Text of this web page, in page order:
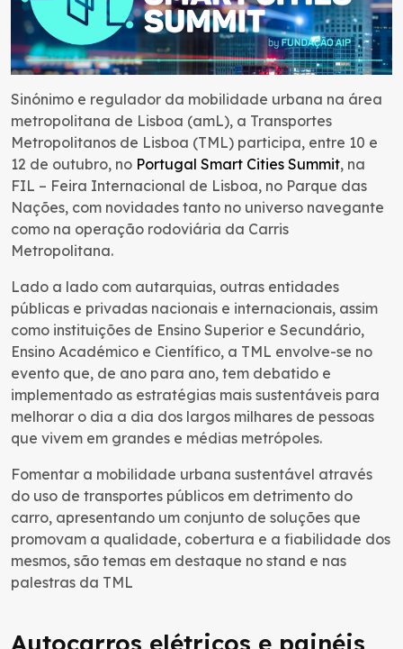
Sinónimo e regulador da mobilidade urbana na área
metropolitana de Lisboa (amL), a Transportes
Metropolitanos de Lisboa (TML) participa, entre 10 e
12 de outubro, no Portugal Smart Cities Summit, na
FIL – Feira Internacional de Lisboa, no Parque das
Nações, com novidades tanto no universo navegante
como na operação rodoviária da Carris
Metropolitana.
Lado a lado com autarquias, outras entidades
públicas e privadas nacionais e internacionais, assim
como instituições de Ensino Superior e Secundário,
Ensino Académico e Científico, a TML envolve-se no
evento que, de ano para ano, tem debatido e
implementado as estratégias mais sustentáveis para
melhorar o dia a dia dos largos milhares de pessoas
que vivem em grandes e médias metrópoles.
Fomentar a mobilidade urbana sustentável através
do uso de transportes públicos em detrimento do
carro, apresentando um conjunto de soluções que
promovam a qualidade, cobertura e a fiabilidade dos
mesmos, são temas em destaque no stand e nas
palestras da TML